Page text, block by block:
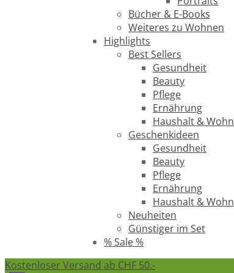
Bücher & E-Books
Weiteres zu Wohnen
Highlights
Best Sellers
Gesundheit
Beauty
Pflege
Ernährung
Haushalt &
Geschenkideen
Gesundheit
Beauty
Pflege
Ernährung
Haushalt &
Neuheiten
Günstiger im Set
% Sale %
Kostenloser Versand ab CHF 50.-